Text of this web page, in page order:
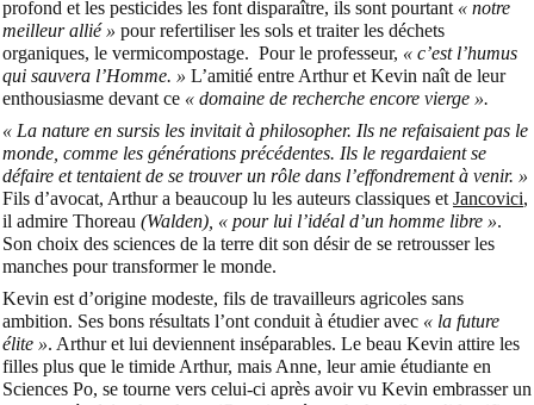
profond et les pesticides les font disparaître, ils sont pourtant « notre
meilleur allié » pour refertiliser les sols et traiter les déchets
organiques, le vermicompostage. Pour le professeur, « c’est l’humus
qui sauvera l’Homme. » L’amitié entre Arthur et Kevin naît de leur
enthousiasme devant ce « domaine de recherche encore vierge ».
« La nature en sursis les invitait à philosopher. Ils ne refaisaient pas le
monde, comme les générations précédentes. Ils le regardaient se
défaire et tentaient de se trouver un rôle dans l’effondrement à venir. »
Fils d’avocat, Arthur a beaucoup lu les auteurs classiques et Jancovici,
il admire Thoreau (Walden), « pour lui l’idéal d’un homme libre ».
Son choix des sciences de la terre dit son désir de se retrousser les
manches pour transformer le monde.
Kevin est d’origine modeste, fils de travailleurs agricoles sans
ambition. Ses bons résultats l’ont conduit à étudier avec « la future
élite ». Arthur et lui deviennent inséparables. Le beau Kevin attire les
filles plus que le timide Arthur, mais Anne, leur amie étudiante en
Sciences Po, se tourne vers celui-ci après avoir vu Kevin embrasser un